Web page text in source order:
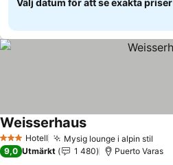
Välj datum för att se exakta priser
3 StjärnorHotell Mysig lounge i alpin stil
Weisserhaus
9,0 Utmärkt 1 480 Puerto Varas